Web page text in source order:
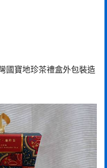
國寶地珍茶禮盒外包裝造